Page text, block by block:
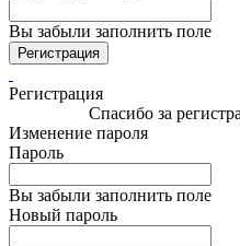
Вы забыли заполнить поле
Регистрация
Регистрация
Спасибо за
Изменение пароля
Пароль
Вы забыли заполнить поле
Новый пароль